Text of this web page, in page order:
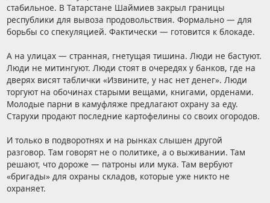
стабильное. В Татарстане Шаймиев закрыл границы
республики для вывоза продовольствия. Формально — для
борьбы со спекуляцией. Фактически — готовится к блокаде.
А на улицах — странная, гнетущая тишина. Люди не бастуют.
Люди не митингуют. Люди стоят в очередях у банков, где на
дверях висят таблички «Извините, у нас нет денег». Люди
торгуют на обочинах старыми вещами, книгами, орденами.
Молодые парни в камуфляже предлагают охрану за еду.
Старухи продают последние картофелины со своих огородов.
И только в подворотнях и на рынках слышен другой
разговор. Там говорят не о политике, а о выживании. Там
решают, что дороже — патроны или мука. Там вербуют
«бригады» для охраны складов, которые уже никто не
охраняет.